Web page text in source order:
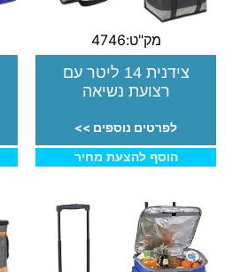
מק"ט:4746
צידנית 14 ליטר עם
רצועת נשיאה
לפרטים נוספים >>
הוסף להצעת מחיר